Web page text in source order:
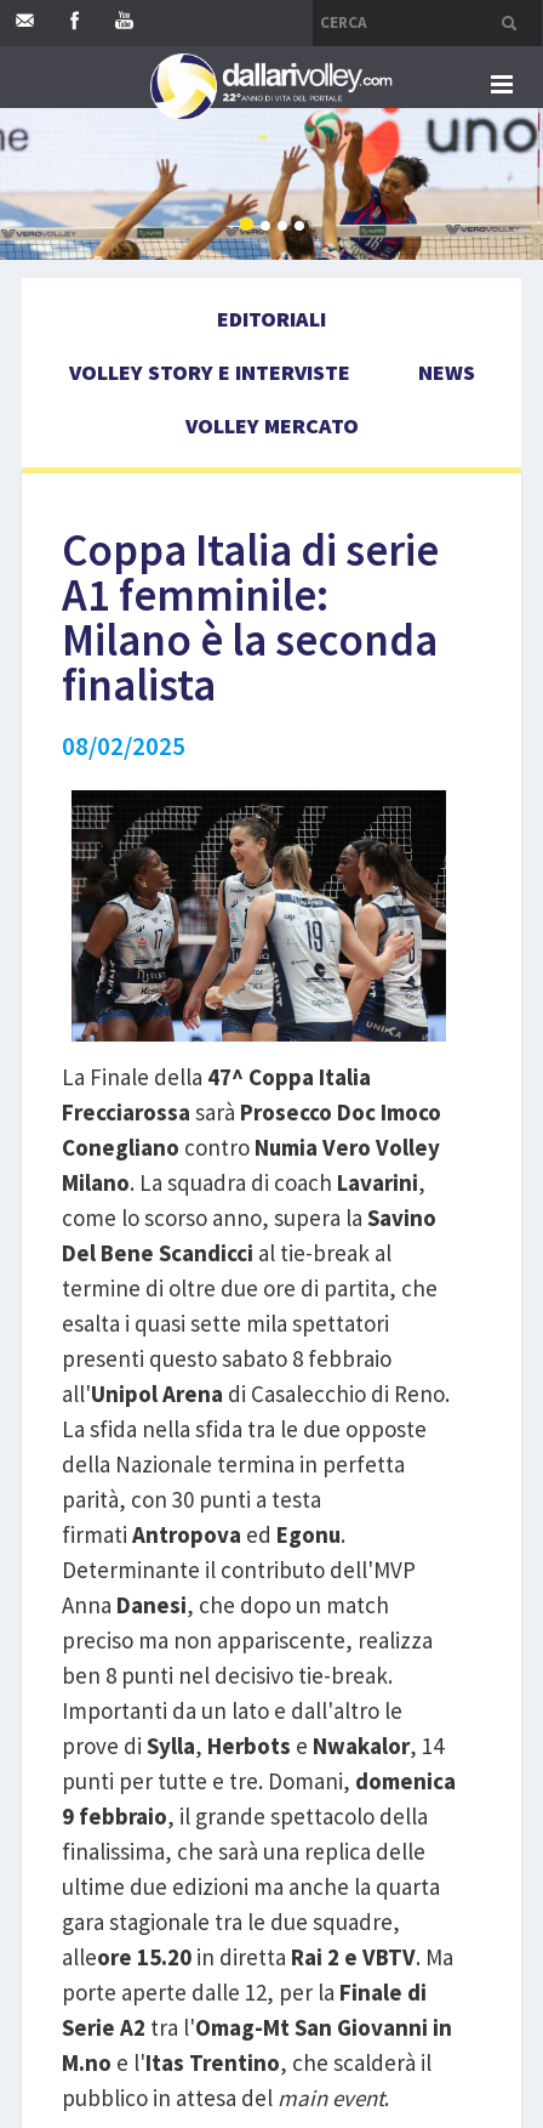
HOME
EDITORIALI
VOLLEY MERCATO
COMPETIZIONI
EVENTI
LIBRI
EDITORIALI
VOLLEY STORY E INTERVISTE
NEWS
VOLLEY MERCATO
Coppa Italia di serie
A1 femminile:
Milano è la seconda
finalista
08/02/2025
La Finale della 47^ Coppa Italia
Frecciarossa sarà Prosecco Doc Imoco
Conegliano contro Numia Vero Volley
Milano. La squadra di coach Lavarini,
come lo scorso anno, supera la Savino
Del Bene Scandicci al tie-break al
termine di oltre due ore di partita, che
esalta i quasi sette mila spettatori
presenti questo sabato 8 febbraio
all'Unipol Arena di Casalecchio di Reno.
La sfida nella sfida tra le due opposte
della Nazionale termina in perfetta
parità, con 30 punti a testa
firmati Antropova ed Egonu.
Determinante il contributo dell'MVP
Anna Danesi, che dopo un match
preciso ma non appariscente, realizza
ben 8 punti nel decisivo tie-break.
Importanti da un lato e dall'altro le
prove di Sylla, Herbots e Nwakalor, 14
punti per tutte e tre. Domani, domenica
9 febbraio, il grande spettacolo della
finalissima, che sarà una replica delle
ultime due edizioni ma anche la quarta
gara stagionale tra le due squadre,
alleore 15.20in diretta Rai 2 e VBTV. Ma
porte aperte dalle 12, per la Finale di
Serie A2 tra l'Omag-Mt San Giovanni in
M.no e l'Itas Trentino, che scalderà il
pubblico in attesa del main event.